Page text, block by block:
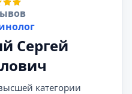
Сергей
категории